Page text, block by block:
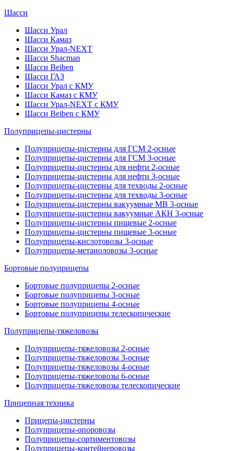
Шасси
Шасси Урал
Шасси Камаз
Шасси Урал-NEXT
Шасси Shacman
Шасси Beiben
Шасси ГАЗ
Шасси Урал с КМУ
Шасси Камаз с КМУ
Шасси Урал-NEXT с КМУ
Шасси Beiben с КМУ
Полуприцепы-цистерны
Полуприцепы-цистерны для ГСМ 2-осные
Полуприцепы-цистерны для ГСМ 3-осные
Полуприцепы-цистерны для нефти 2-осные
Полуприцепы-цистерны для нефти 3-осные
Полуприцепы-цистерны для техводы 2-осные
Полуприцепы-цистерны для техводы 3-осные
Полуприцепы-цистерны вакуумные МВ 3-осные
Полуприцепы-цистерны вакуумные АКН 3-осные
Полуприцепы-цистерны пищевые 2-осные
Полуприцепы-цистерны пищевые 3-осные
Полуприцепы-кислотовозы 3-осные
Полуприцепы-метаноловозы 3-осные
Бортовые полуприцепы
Бортовые полуприцепы 2-осные
Бортовые полуприцепы 3-осные
Бортовые полуприцепы 4-осные
Бортовые полуприцепы телескопические
Полуприцепы-тяжеловозы
Полуприцепы-тяжеловозы 2-осные
Полуприцепы-тяжеловозы 3-осные
Полуприцепы-тяжеловозы 4-осные
Полуприцепы-тяжеловозы 6-осные
Полуприцепы-тяжеловозы телескопические
Прицепная техника
Прицепы-цистерны
Полуприцепы-опоровозы
Полуприцепы-сортиментовозы
Полуприцепы-контейнеровозы